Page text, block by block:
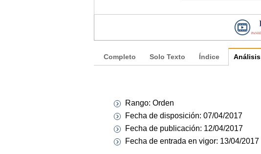
Completo Solo Texto Índice Análisis
Rango: Orden
Fecha de disposición: 07/04/2017
Fecha de publicación: 12/04/2017
Fecha de entrada en vigor: 13/04/2017